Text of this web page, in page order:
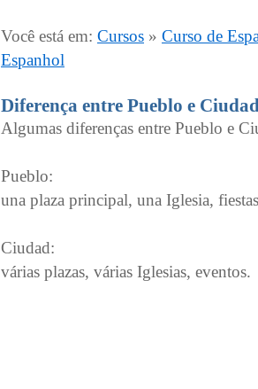
Você está em: Cursos » Curso de
Espanhol
Diferença entre Pueblo e
Algumas diferenças entre Pueblo e
Pueblo:
una plaza principal, una Iglesia,
Ciudad:
várias plazas, várias Iglesias, eventos.